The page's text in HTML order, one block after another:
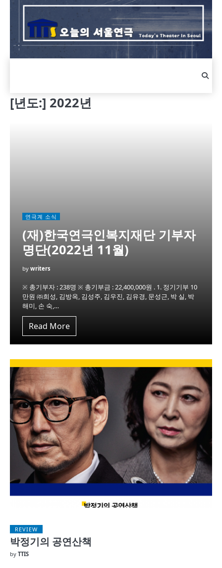
Skip
content
[년도:] 2022년
연극계 소식
(재)한국연극인복지재단 기부자
명단(2022년 11월)
by writers
※ 총기부자 : 238명 ※ 총기부금 : 22,400,000원 . 1. 정기기부 10
만원 ㈜희성, 김방옥, 김성주, 김우진, 김유경, 문성근, 박 실, 박
해미, 손 숙,…
Read More
REVIEW
박정기의 공연산책
by TTIS